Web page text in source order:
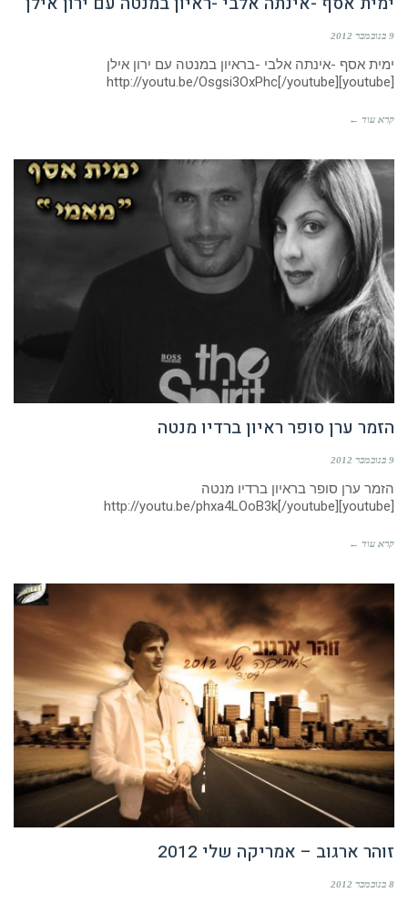
9 בנובמבר 2012
ימית אסף -אינתה אלבי -בראיון במנטה עם ירון אילן
[youtube]http://youtu.be/Osgsi3OxPhc[/youtube]
קרא עוד ←
הזמר ערן סופר ראיון ברדיו מנטה
9 בנובמבר 2012
הזמר ערן סופר בראיון ברדיו מנטה
[youtube]http://youtu.be/phxa4LOoB3k[/youtube]
קרא עוד ←
זוהר ארגוב – אמריקה שלי 2012
8 בנובמבר 2012